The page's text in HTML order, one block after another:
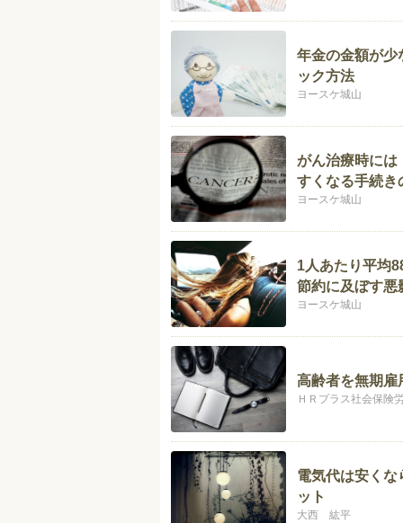
年金の金額が少
ック方法
ヨースケ城山
がん治療時には
すくなる手続き
ヨースケ城山
1人あたり平均
節約に及ぼす悪
ヨースケ城山
高齢者を無期雇
ＨＲプラス社会保険
電気代は安くな
ット
大西 紘平